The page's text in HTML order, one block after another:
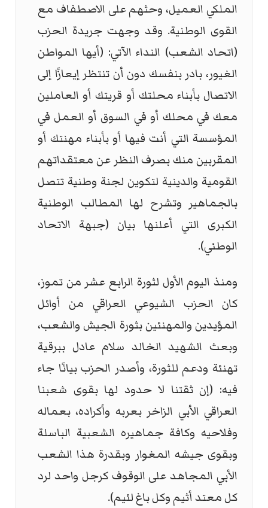
الملكي العميل، وحثهم على الاصطفاف مع
القوى الوطنية. وقد وجهت جريدة الحزب
(اتحاد الشعب) النداء الآتي: (أيها المواطن
الغيور، بادر بنفسك دون أن تنتظر إيعازًا إلى
الاتصال بأبناء محلتك أو قريتك أو العاملين
معك في محلك أو في السوق أو العمل في
المؤسسة التي أنت فيها أو بأبناء مهنتك أو
المقربين منك بصرف النظر عن معتقداتهم
القومية والدينية لتكوين لجنة وطنية تتصل
بالجماهير وتشرح لها المطالب الوطنية
الكبرى التي أعلنها بيان (جبهة الاتحاد
الوطني).
ومنذ اليوم الأول لثورة الرابع عشر من تموز،
كان الحزب الشيوعي العراقي من أوائل
المؤيدين والمهنئين بثورة الجيش والشعب،
وبعث الشهيد الخالد سلام عادل ببرقية
تهنئة ودعم للثورة، وأصدر الحزب بيانًا جاء
فيه: (إن ثقتنا لا حدود لها بقوى شعبنا
العراقي الأبي الزاخر بعربه وأكراده، بعماله
وفلاحيه وكافة جماهيره الشعبية الباسلة
وبقوى جيشه المغوار وبقدرة هذا الشعب
الأبي المجاهد على الوقوف كرجل واحد لرد
كل معتد أثيم وكل باغ لئيم).